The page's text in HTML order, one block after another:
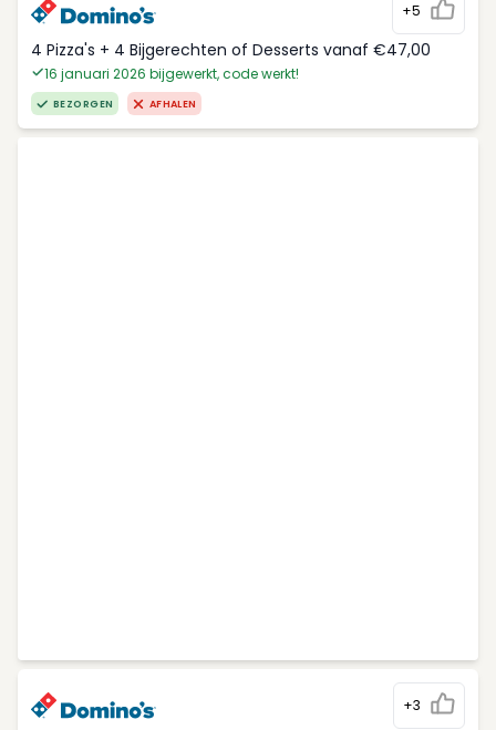
+5
4 Pizza's + 4 Bijgerechten of Desserts vanaf €47,00
16 januari 2026 bijgewerkt, code werkt!
BEZORGEN AFHALEN
+3